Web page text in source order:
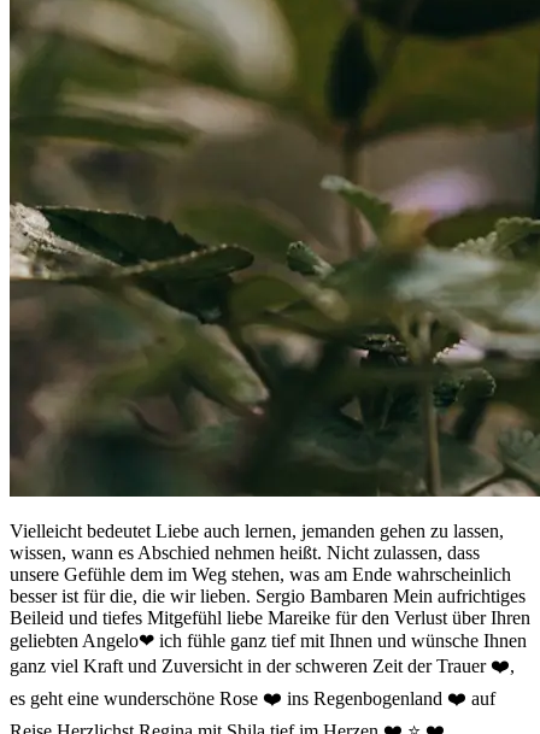
Vielleicht bedeutet Liebe auch lernen, jemanden gehen zu lassen,
wissen, wann es Abschied nehmen heißt. Nicht zulassen, dass
unsere Gefühle dem im Weg stehen, was am Ende wahrscheinlich
besser ist für die, die wir lieben. Sergio Bambaren Mein aufrichtiges
Beileid und tiefes Mitgefühl liebe Mareike für den Verlust über Ihren
geliebten Angelo❤ ich fühle ganz tief mit Ihnen und wünsche Ihnen
ganz viel Kraft und Zuversicht in der schweren Zeit der Trauer ❤️,
es geht eine wunderschöne Rose ❤️ ins Regenbogenland ❤️ auf